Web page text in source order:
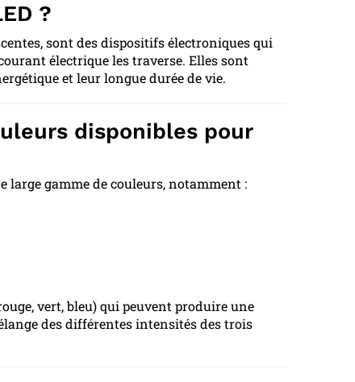
?
sont des dispositifs électroniques qui
électrique les traverse. Elles sont
et leur longue durée de vie.
disponibles pour
large gamme de couleurs, notamment :
vert, bleu) qui peuvent produire une
des différentes intensités des trois